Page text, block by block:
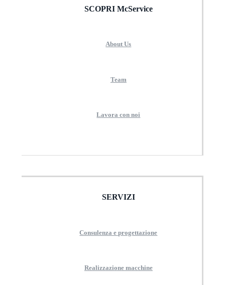
SCOPRI McService
About Us
Team
Lavora con noi
SERVIZI
Consulenza e progettazione
Realizzazione macchine